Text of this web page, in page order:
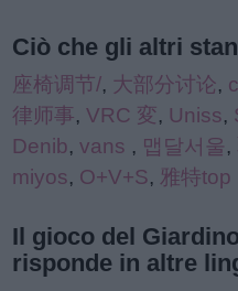
Ciò che gli altri
座椅调节/, 大部分讨论,
律师事, VRC 変, Uniss,
Denib, vans , 맵달서울,
miyos, O+V+S, 雅特top
Il gioco del
risponde in altre